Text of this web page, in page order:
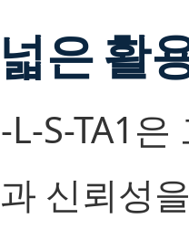
은 활
S-TA1은
신뢰성